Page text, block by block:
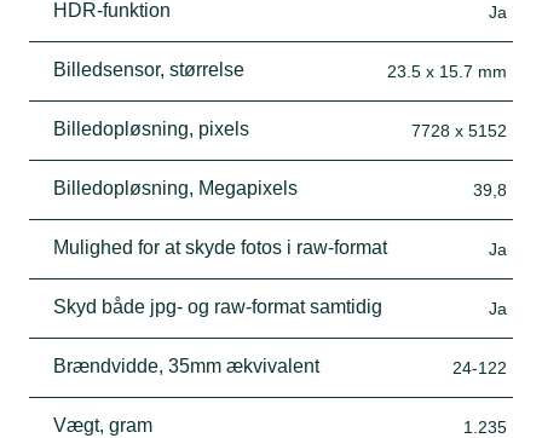
HDR-funktion Ja
Billedsensor, størrelse 23.5 x 15.7 mm
Billedopløsning, pixels 7728 x 5152
Billedopløsning, Megapixels 39,8
Mulighed for at skyde fotos i raw-format Ja
Skyd både jpg- og raw-format samtidig Ja
Brændvidde, 35mm ækvivalent 24-122
Vægt, gram 1.235